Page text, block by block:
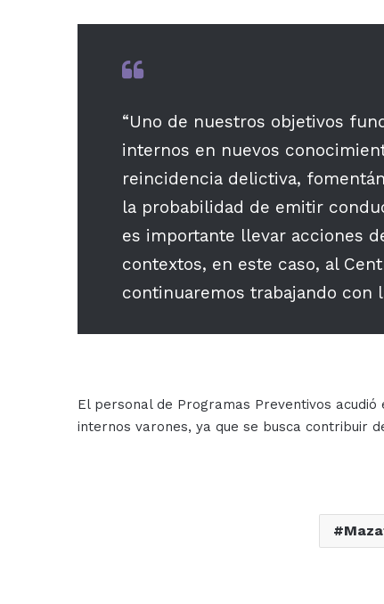
“Uno de nuestros objetivos
internos en nuevos
reincidencia delictiva,
la probabilidad de emitir
es importante llevar acciones
contextos, en este caso, al
continuaremos trabajando con
El personal de Programas Preventivos
internos varones, ya que se busca contribuir